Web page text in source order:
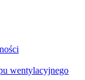
wentylacyjnego